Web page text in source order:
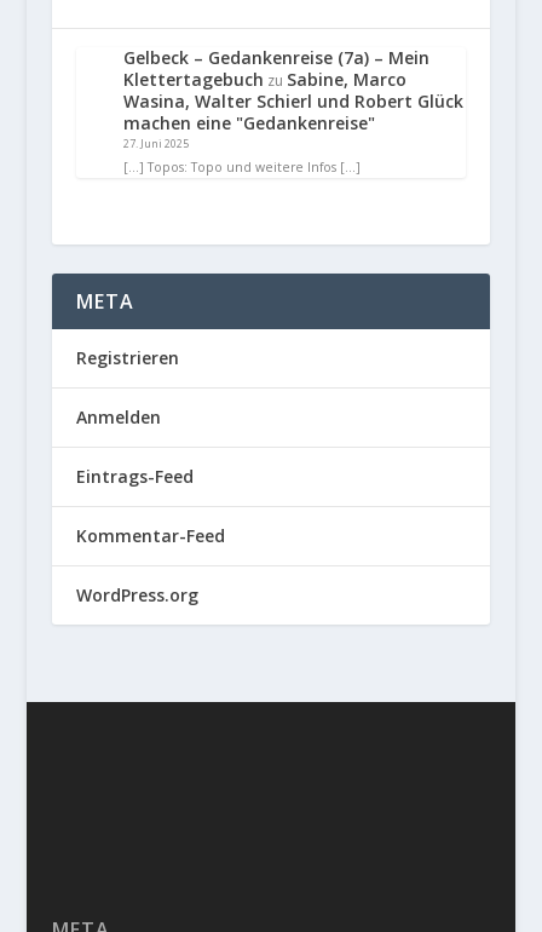
Gelbeck – Gedankenreise (7a) – Mein
Klettertagebuch zu Sabine, Marco
Wasina, Walter Schierl und Robert Glück
machen eine "Gedankenreise"
27. Juni 2025
[…] Topos: Topo und weitere Infos […]
META
Registrieren
Anmelden
Eintrags-Feed
Kommentar-Feed
WordPress.org